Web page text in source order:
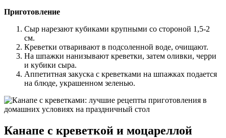
Приготовление
Сыр нарезают кубиками крупными со стороной 1,5-2
см.
Креветки отваривают в подсоленной воде, очищают.
На шпажки нанизывают креветки, затем оливки, черри
и кубики сыра.
Аппетитная закуска с креветками на шпажках подается
на блюде, украшенном зеленью.
Канапе с креветкой и моцареллой